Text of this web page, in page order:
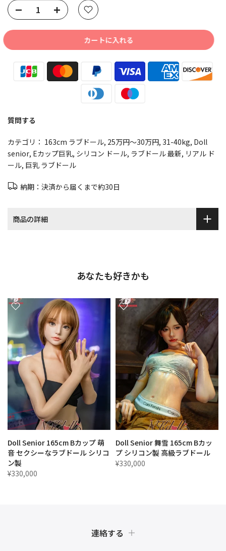
Selection will add to the price
カートに入れる
質問する
カテゴリ： 163cm ラブドール 25万円～30万円 31-40kg Doll
senior Eカップ巨乳 シリコン ドール ラブドール 最新 リアル ド
ール 巨乳 ラブドール
納期：決済から届くまで約30日
商品の詳細
あなたも好きかも
Doll Senior 165cm Bカップ 萌
音 セクシーなラブドール シリコ
ン製
¥330,000
Doll Senior 舞雪 165cm Bカッ
プ シリコン製 高級ラブドール
¥330,000
連絡する